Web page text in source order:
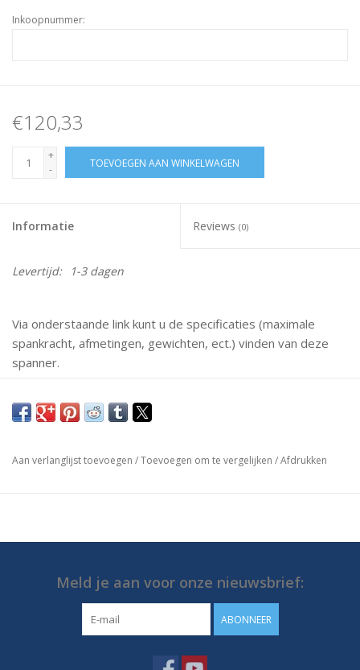
Inkoopnummer:
€120,33
+
-
TOEVOEGEN AAN WINKELWAGEN
Informatie Reviews (0)
Levertijd: 1-3 dagen
Via onderstaande link kunt u de specificaties (maximale
spankracht, afmetingen, gewichten, ect.) vinden van deze
spanner.
Mochten er vragen zijn neem dan gerust contact met ons
op.
https://media.destaco.com/assetbank-
Aan verlanglijst toevoegen /Toevoegen om te vergelijken /Afdrukken
Meld je aan voor onze nieuwsbrief:
ABONNEER